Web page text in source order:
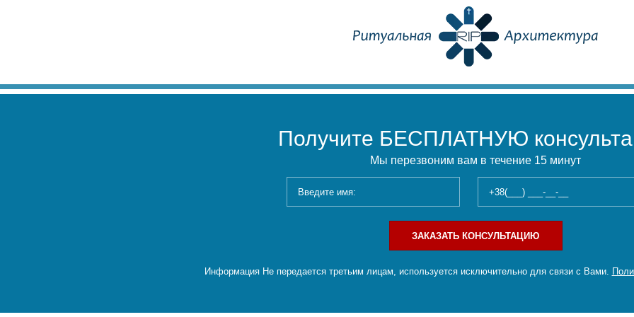
Получите БЕСПЛАТНУЮ
Мы перезвоним вам в течение 15 минут
ЗАКАЗАТЬ КОНСУЛЬТАЦИЮ
Информация Не передается третьим лицам, используется исключительно для связи с Вами.